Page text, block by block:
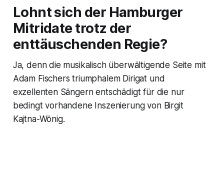
Lohnt sich der Hamburger
Mitridate trotz der
enttäuschenden Regie?
Ja, denn die musikalisch überwältigende Seite mit
Adam Fischers triumphalem Dirigat und
exzellenten Sängern entschädigt für die nur
bedingt vorhandene Inszenierung von Birgit
Kajtna-Wönig.